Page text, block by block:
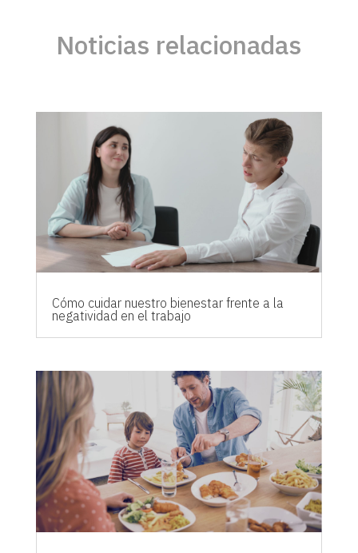
Noticias relacionadas
Cómo cuidar nuestro bienestar frente a la
negatividad en el trabajo